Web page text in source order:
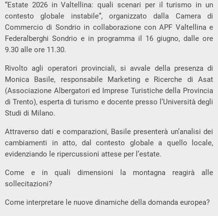
“Estate 2026 in Valtellina: quali scenari per il turismo in un
contesto globale instabile”, organizzato dalla Camera di
Commercio di Sondrio in collaborazione con APF Valtellina e
Federalberghi Sondrio e in programma il 16 giugno, dalle ore
9.30 alle ore 11.30.
Rivolto agli operatori provinciali, si avvale della presenza di
Monica Basile, responsabile Marketing e Ricerche di Asat
(Associazione Albergatori ed Imprese Turistiche della Provincia
di Trento), esperta di turismo e docente presso l’Università degli
Studi di Milano.
Attraverso dati e comparazioni, Basile presenterà un’analisi dei
cambiamenti in atto, dal contesto globale a quello locale,
evidenziando le ripercussioni attese per l’estate.
Come e in quali dimensioni la montagna reagirà alle
sollecitazioni?
Come interpretare le nuove dinamiche della domanda europea?